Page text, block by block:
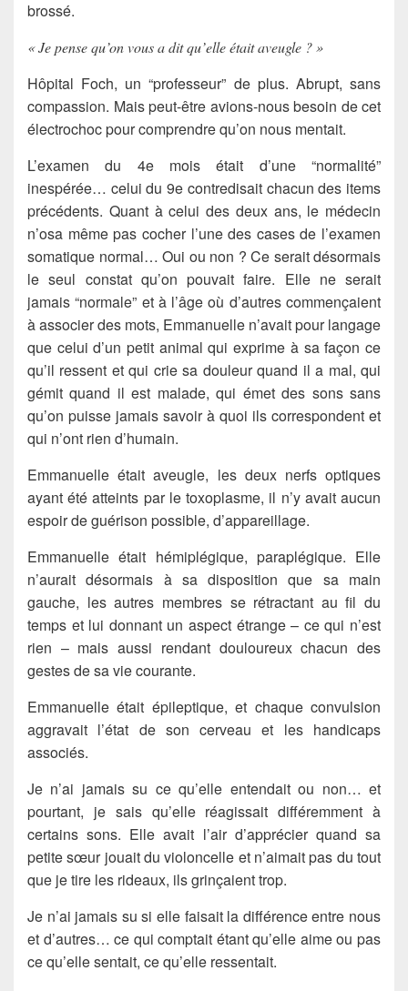
brossé.
« Je pense qu’on vous a dit qu’elle était aveugle ? »
Hôpital Foch, un “professeur” de plus. Abrupt, sans
compassion. Mais peut-être avions-nous besoin de cet
électrochoc pour comprendre qu’on nous mentait.
L’examen du 4e mois était d’une “normalité”
inespérée… celui du 9e contredisait chacun des items
précédents. Quant à celui des deux ans, le médecin
n’osa même pas cocher l’une des cases de l’examen
somatique normal… Oui ou non ? Ce serait désormais
le seul constat qu’on pouvait faire. Elle ne serait
jamais “normale” et à l’âge où d’autres commençaient
à associer des mots, Emmanuelle n’avait pour langage
que celui d’un petit animal qui exprime à sa façon ce
qu’il ressent et qui crie sa douleur quand il a mal, qui
gémit quand il est malade, qui émet des sons sans
qu’on puisse jamais savoir à quoi ils correspondent et
qui n’ont rien d’humain.
Emmanuelle était aveugle, les deux nerfs optiques
ayant été atteints par le toxoplasme, il n’y avait aucun
espoir de guérison possible, d’appareillage.
Emmanuelle était hémiplégique, paraplégique. Elle
n’aurait désormais à sa disposition que sa main
gauche, les autres membres se rétractant au fil du
temps et lui donnant un aspect étrange – ce qui n’est
rien – mais aussi rendant douloureux chacun des
gestes de sa vie courante.
Emmanuelle était épileptique, et chaque convulsion
aggravait l’état de son cerveau et les handicaps
associés.
Je n’ai jamais su ce qu’elle entendait ou non… et
pourtant, je sais qu’elle réagissait différemment à
certains sons. Elle avait l’air d’apprécier quand sa
petite sœur jouait du violoncelle et n’aimait pas du tout
que je tire les rideaux, ils grinçaient trop.
Je n’ai jamais su si elle faisait la différence entre nous
et d’autres… ce qui comptait étant qu’elle aime ou pas
ce qu’elle sentait, ce qu’elle ressentait.